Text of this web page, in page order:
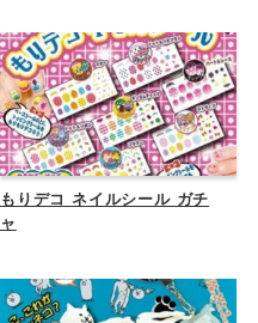
もりデコ ネイルシール ガチ
ャ